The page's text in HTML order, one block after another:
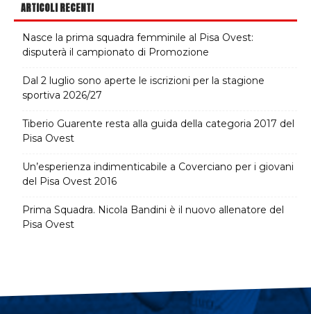
ARTICOLI RECENTI
Nasce la prima squadra femminile al Pisa Ovest:
disputerà il campionato di Promozione
Dal 2 luglio sono aperte le iscrizioni per la stagione
sportiva 2026/27
Tiberio Guarente resta alla guida della categoria 2017 del
Pisa Ovest
Un’esperienza indimenticabile a Coverciano per i giovani
del Pisa Ovest 2016
Prima Squadra. Nicola Bandini è il nuovo allenatore del
Pisa Ovest